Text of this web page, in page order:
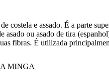
costela e assado. É a parte
asado ou asado de tira
fibras. É utilizada
MINGA